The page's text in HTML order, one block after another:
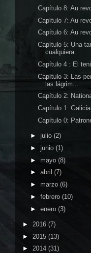
Capítulo 8: Au
Capítulo 7: Au
Capítulo 6: Au
Capítulo 5: Una
cualquiera.
Capítulo 4 : El
Capítulo 3: Las
las lágrim...
Capítulo 2:
Capítulo 1:
Capítulo 0:
► julio (2)
► junio (1)
► mayo (8)
► abril (7)
► marzo (6)
► febrero (10)
► enero (3)
► 2016 (7)
► 2015 (13)
► 2014 (31)